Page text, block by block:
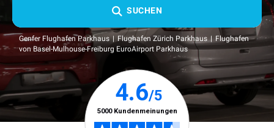
SUCHEN
Genfer Flughafen Parkhaus Flughafen Zürich Parkhaus
Flughafen
von Basel-Mulhouse-Freiburg EuroAirport Parkhaus